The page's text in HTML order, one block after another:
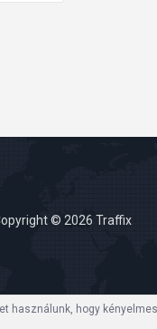
© 2026 Traffix
használunk, hogy